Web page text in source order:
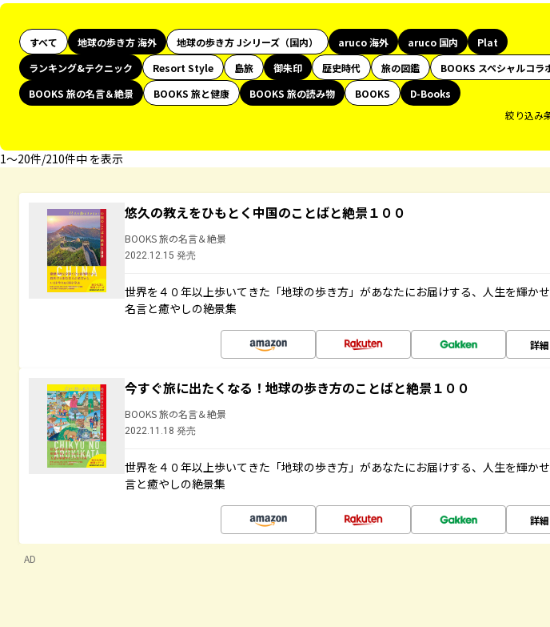
すべて 地球の歩き方 海外 地球の歩き方 Jシリーズ（国内） aruco 海外 aruco 国内
Plat
ランキング&テクニック
Resort Style 島旅 御朱印 歴史時代 旅の図鑑
BOOKS スペシャルコラ
BOOKS 旅の名言＆絶景
BOOKS 旅と健康 BOOKS 旅の読み物 BOOKS
D-Books
絞り込み
1〜20件/210件中 を表示
悠久の教えをひもとく中国のことばと絶景１００
BOOKS 旅の名言＆絶景
2022.12.15 発売
世界を４０年以上歩いてきた「地球の歩き方」があなたにお届けする、人生を輝か
名言と癒やしの絶景集
詳
今すぐ旅に出たくなる！地球の歩き方のことばと絶景１００
BOOKS 旅の名言＆絶景
2022.11.18 発売
世界を４０年以上歩いてきた「地球の歩き方」があなたにお届けする、人生を輝か
言と癒やしの絶景集
詳
AD